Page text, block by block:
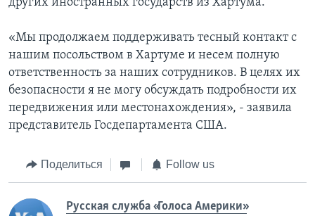
других иностранных государств из Хартума.
«Мы продолжаем поддерживать тесный контакт с
нашим посольством в Хартуме и несем полную
ответственность за наших сотрудников. В целях их
безопасности я не могу обсуждать подробности их
передвижения или местонахождения», - заявила
представитель Госдепартамента США.
Поделиться Follow us
Русская служба «Голоса Америки»